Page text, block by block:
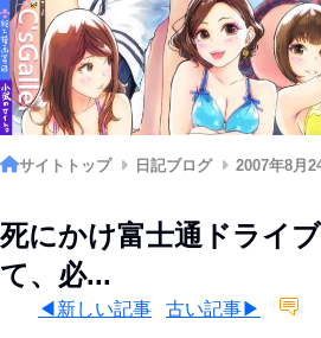
サイトトップ 日記ブログ 2007年8月
死にかけ富士通ドライ
て、必...
◀新しい記事 古い記事▶